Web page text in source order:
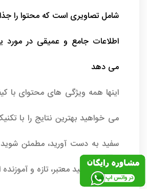
شامل تصاویری است که محتوا را
اطلاعات جامع و عمیقی در مورد
می دهد
اینها همه ویژگی های محتوای با
می خواهید بهترین نتایج را با
سفید به دست آورید، مطمئن شوید
ایجاد می کنید معتبر، تازه و